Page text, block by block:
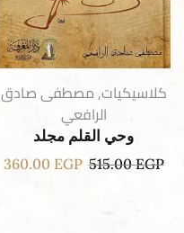
كلاسيكيات,مصطفى صادق
الرافعي
وحي القلم مجلد
515.00EGP
360.00 EGP